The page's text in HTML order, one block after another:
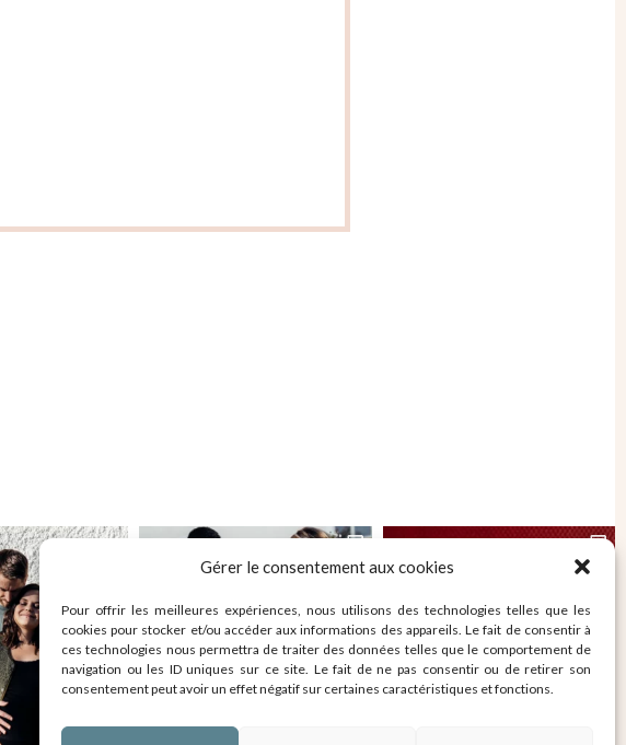
Gérer le consentement aux cookies
Pour offrir les meilleures expériences, nous utilisons des technologies telles que les
cookies pour stocker et/ou accéder aux informations des appareils. Le fait de consentir à
ces technologies nous permettra de traiter des données telles que le comportement de
navigation ou les ID uniques sur ce site. Le fait de ne pas consentir ou de retirer son
consentement peut avoir un effet négatif sur certaines caractéristiques et fonctions.